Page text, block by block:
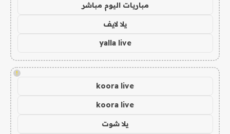
مباريات اليوم مباشر
يلا لايف
yalla live
!
koora live
koora live
يلا شوت